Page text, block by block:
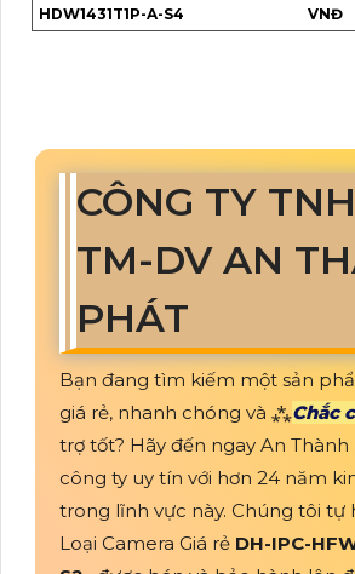
HDW1431T1P-A-S4
VNĐ
CÔNG TY
TM-DV AN
PHÁT
Bạn đang tìm kiếm một sản
giá rẻ, nhanh chóng và ⁂Chắc
trợ tốt? Hãy đến ngay An Thành
công ty uy tín với hơn 24 năm
trong lĩnh vực này. Chúng tôi tự
Loại Camera Giá rẻ DH-IPC-